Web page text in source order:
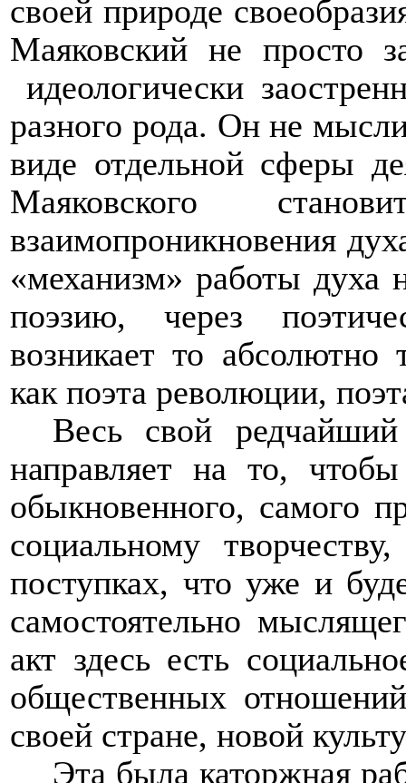
своей природе
Маяковский не просто
идеологически
разного рода. Он не
виде отдельной сферы
Маяковского
взаимопроникновения
«механизм» работы духа
поэзию, через
возникает то абсолютно
как поэта революции,
Весь свой
направляет на то,
обыкновенного, самого
социальному
поступках, что уже и
самостоятельно
акт здесь есть
общественных
своей стране, новой
Эта была каторжная